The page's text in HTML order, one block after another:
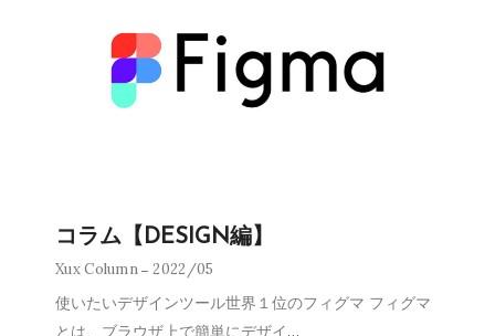
コラム【DESIGN編】
Xux Column 2022/05
使いたいデザインツール世界１位のフィグマ フィグマ
とは、ブラウザ上で簡単にデザイ…